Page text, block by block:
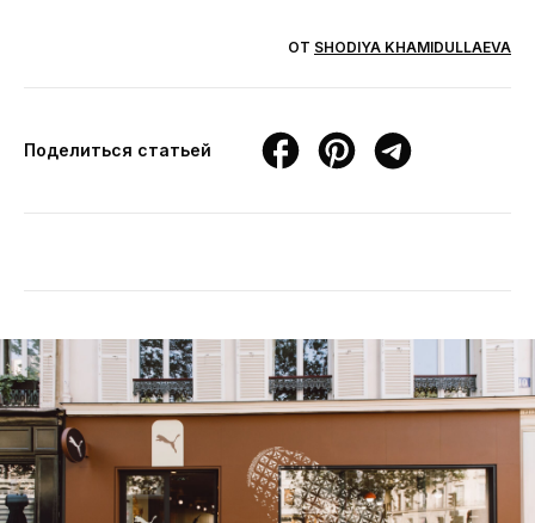
ОТ SHODIYA KHAMIDULLAEVA
Поделиться статьей